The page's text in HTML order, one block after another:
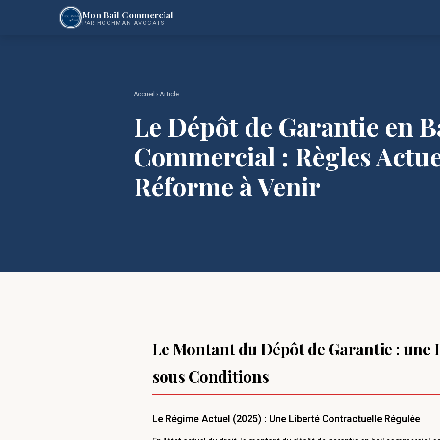
Mon Bail Commercial
PAR HOCHMAN AVOCATS
Accueil › Article
Le Dépôt de Garantie en
Commercial : Règles
Réforme à Venir
Le Montant du Dépôt de Garantie : une
sous Conditions
Le Régime Actuel (2025) : Une Liberté Contractuelle Régulée